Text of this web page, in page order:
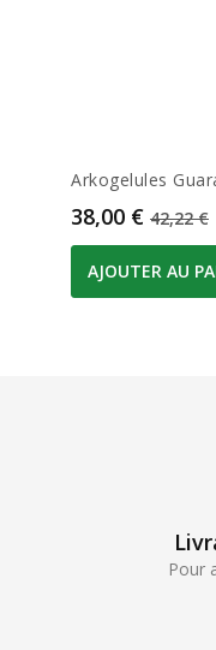
Arkogelules
Prix
38,00 € Prix
42,22 €
AJOUTER AU
Pour